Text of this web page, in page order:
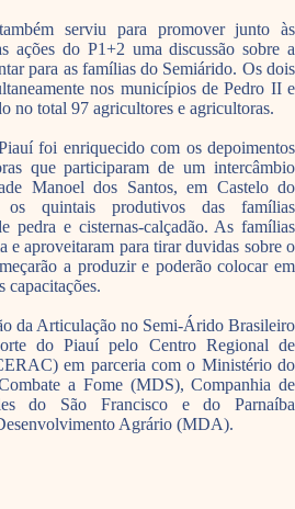
serviu para promover junto às
ações do P1+2 uma discussão sobre a
para as famílias do Semiárido. Os dois
nos municípios de Pedro II e
no total 97 agricultores e agricultoras.
foi enriquecido com os depoimentos
que participaram de um intercâmbio
Manoel dos Santos, em Castelo do
os quintais produtivos das famílias
pedra e cisternas-calçadão. As famílias
e aproveitaram para tirar duvidas sobre o
a produzir e poderão colocar em
capacitações.
da Articulação no Semi-Árido Brasileiro
do Piauí pelo Centro Regional de
em parceria com o Ministério do
a Fome (MDS), Companhia de
do São Francisco e do Parnaíba
Agrário (MDA).